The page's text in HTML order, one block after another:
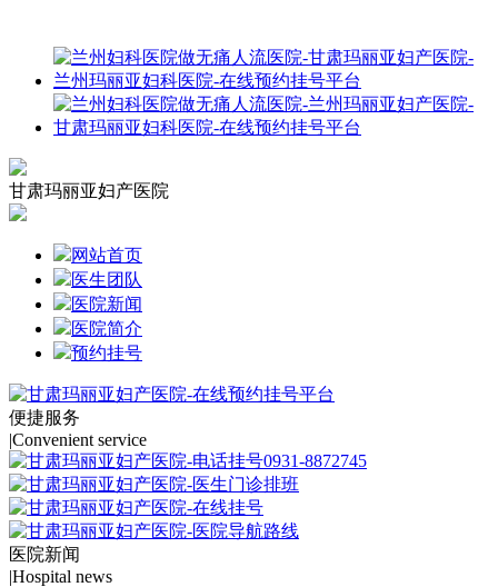
甘肃玛丽亚妇产医院
网站首页
医生团队
医院新闻
医院简介
预约挂号
便捷服务
|Convenient service
医院新闻
|Hospital news